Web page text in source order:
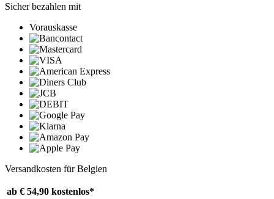
Sicher bezahlen mit
Vorauskasse
Versandkosten für Belgien
ab € 54,90 kostenlos*